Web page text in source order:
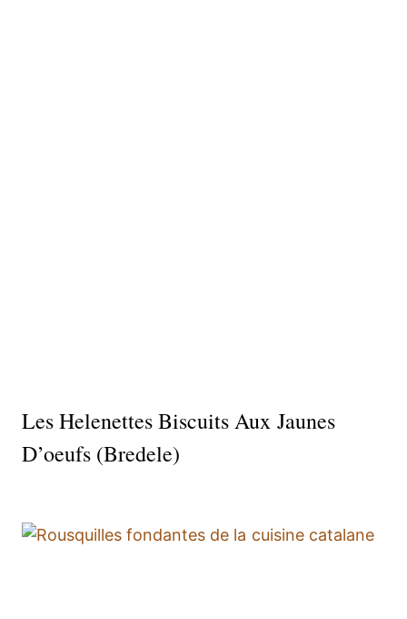
Les Helenettes Biscuits Aux Jaunes
D’oeufs (bredele)